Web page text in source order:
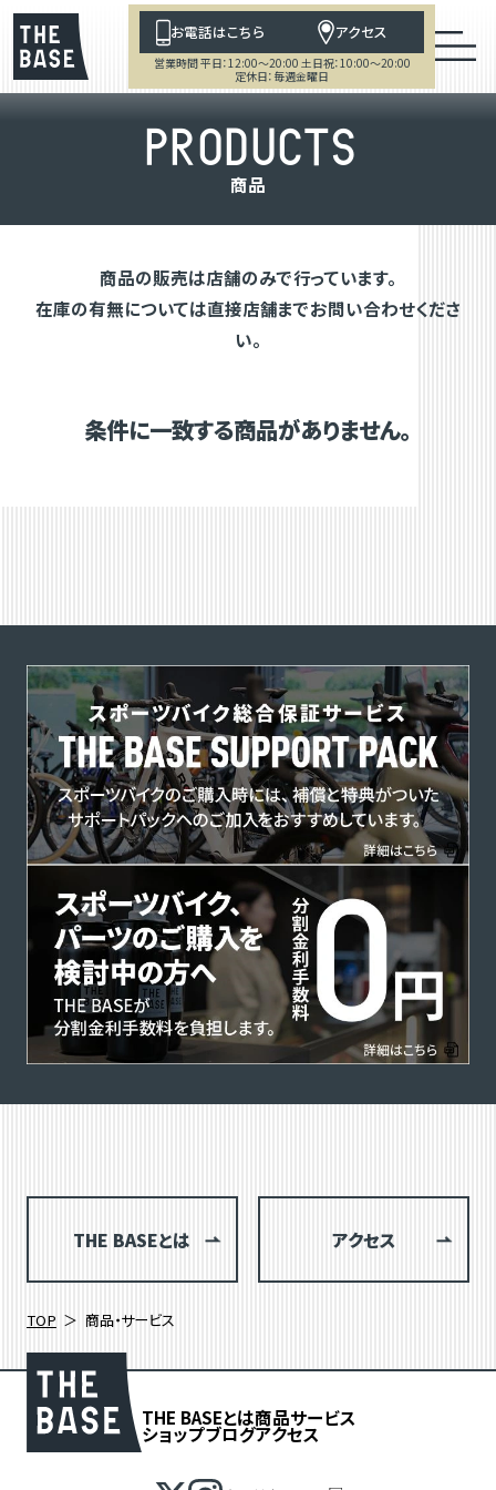
お電話はこちら アクセス
営業時間 平日：12:00～20:00 土日祝：10:00～20:00
定休日：毎週金曜日
PRODUCTS
商品
商品の販売は店舗のみで行っています。
在庫の有無については直接店舗までお問い合わせくださ
い。
条件に一致する商品がありません。
THE BASEとは アクセス
TOP 商品・サービス
THE BASEとは商品サービス
ショップブログアクセス